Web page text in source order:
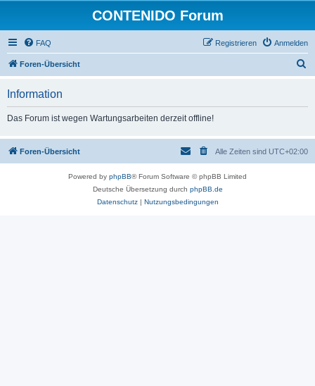
CONTENIDO Forum
FAQ Anmelden
Registrieren
Foren-Übersicht
Information
Das Forum ist wegen Wartungsarbeiten derzeit offline!
Foren-Übersicht Alle Zeiten sind UTC+02:00
Powered by phpBB® Forum Software © phpBB Limited
Deutsche Übersetzung durch phpBB.de
Datenschutz| Nutzungsbedingungen